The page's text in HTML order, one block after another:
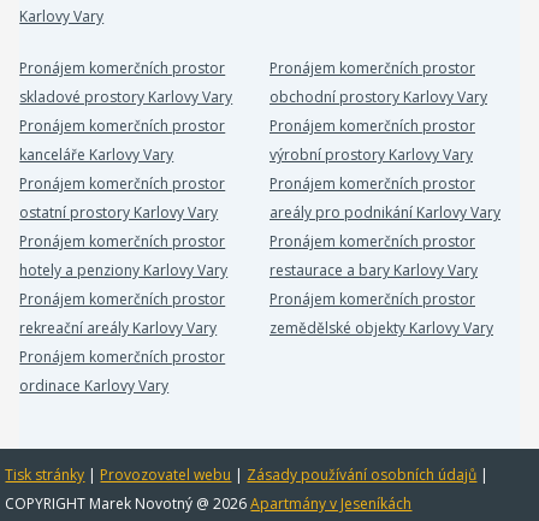
Karlovy Vary
Pronájem komerčních prostor
skladové prostory Karlovy Vary
Pronájem komerčních prostor
obchodní prostory Karlovy Vary
Pronájem komerčních prostor
kanceláře Karlovy Vary
Pronájem komerčních prostor
výrobní prostory Karlovy Vary
Pronájem komerčních prostor
ostatní prostory Karlovy Vary
Pronájem komerčních prostor
areály pro podnikání Karlovy Vary
Pronájem komerčních prostor
hotely a penziony Karlovy Vary
Pronájem komerčních prostor
restaurace a bary Karlovy Vary
Pronájem komerčních prostor
rekreační areály Karlovy Vary
Pronájem komerčních prostor
zemědělské objekty Karlovy Vary
Pronájem komerčních prostor
ordinace Karlovy Vary
Tisk stránky | Provozovatel webu | Zásady používání osobních údajů |
COPYRIGHT Marek Novotný @ 2026Apartmány v Jeseníkách